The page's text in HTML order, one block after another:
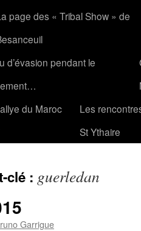
page des « Tribal Show » de
d’évasion pendant le
du Maroc
Les
St Ythaire
clé : guerledan
Garrigue